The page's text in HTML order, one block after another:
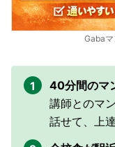
Gaba
40分間のマ
講師とのマ
話せて、上